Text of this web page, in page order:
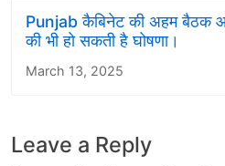
Punjab कैबिनेट की अहम बैठक
की भी हो सकती है घोषणा।
March 13, 2025
Leave a Reply